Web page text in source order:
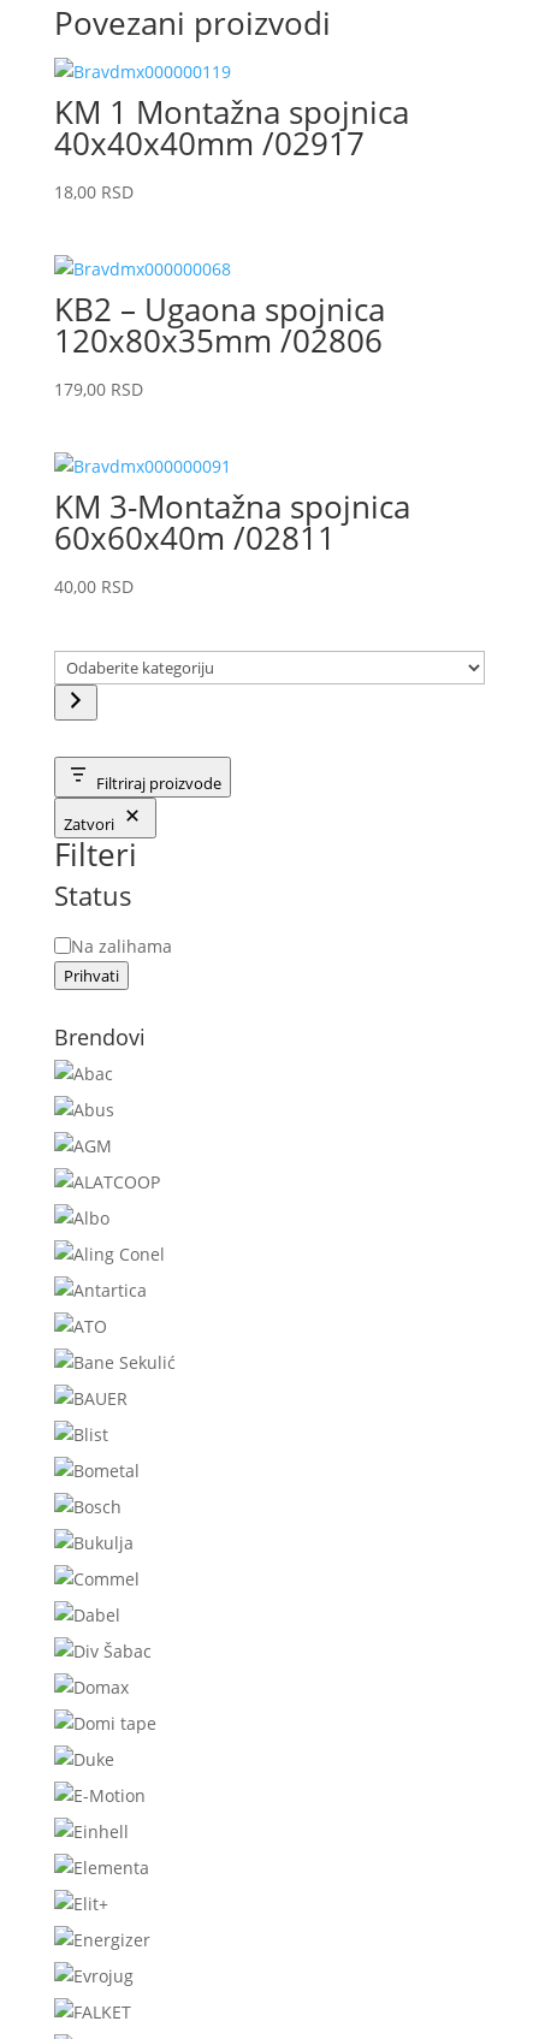
Povezani proizvodi
KM 1 Montažna spojnica
40x40x40mm /02917
18,00 RSD
KB2 – Ugaona spojnica
120x80x35mm /02806
179,00 RSD
KM 3-Montažna spojnica
60x60x40m /02811
40,00 RSD
Odaberite
kategoriju
Filtriraj proizvode
Zatvori
Filteri
Status
Status
Na zalihama
Prihvati
Brendovi